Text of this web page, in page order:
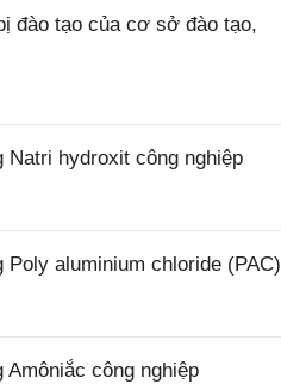
đào tạo của cơ sở đào tạo,
Natri hydroxit công nghiệp
aluminium chloride (PAC)
công nghiệp